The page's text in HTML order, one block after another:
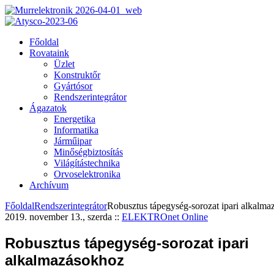
Főoldal
Rovataink
Üzlet
Konstruktőr
Gyártósor
Rendszerintegrátor
Ágazatok
Energetika
Informatika
Járműipar
Minőségbiztosítás
Világítástechnika
Orvoselektronika
Archívum
FőoldalRendszerintegrátorRobusztus tápegység-sorozat ipari
2019. november 13., szerda :: ELEKTROnet Online
Robusztus tápegység-sorozat ipari
alkalmazásokhoz